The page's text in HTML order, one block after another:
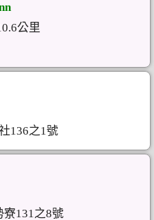
公里
136之1號
寮131之8號